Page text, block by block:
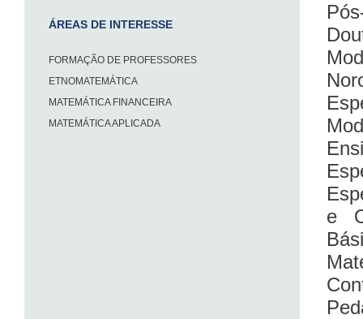
ÁREAS DE INTERESSE
FORMAÇÃO DE PROFESSORES
ETNOMATEMÁTICA
MATEMÁTICA FINANCEIRA
MATEMÁTICA APLICADA
e